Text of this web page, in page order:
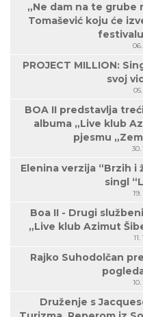
„Ne dam na te grube
Tomašević koju će
PROJECT MILLION:
svoj
BOA II predstavlja
albuma „Live klub
pjesmu
30.
Elenina verzija “Brzih
singl
Boa II - Drugi
„Live klub Azimut
Rajko Suhodolčan
Druženje s